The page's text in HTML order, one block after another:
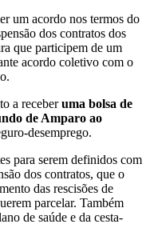
um acordo nos termos do
dos contratos dos
que participem de um
acordo coletivo com o
a receberuma bolsa de
de Amparo ao
desemprego.
para serem definidos com
dos contratos, que o
das rescisões de
parcelar. Também
de saúde e da cesta-